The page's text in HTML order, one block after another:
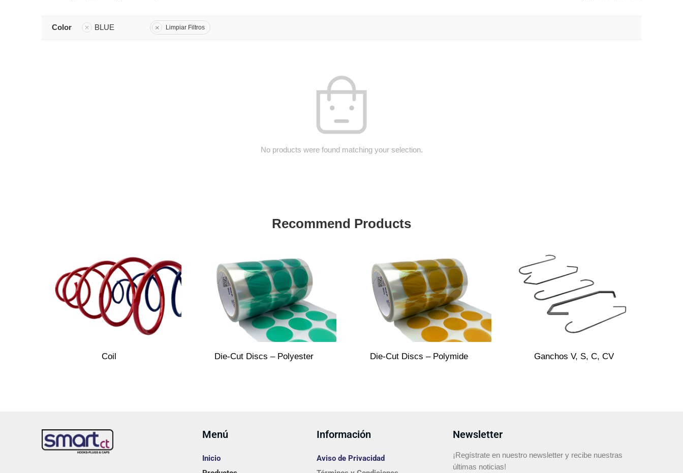
Color BLUE Limpiar Filtros
No products were found matching your selection.
Recommend Products
Coil Die-Cut Discs – Polyester Die-Cut Discs – Polymide Ganchos V, S, C, CV
Menú
Inicio
Información
Aviso de Privacidad
Newsletter
¡Regístrate en nuestro newsletter y recibe nuestras
últimas noticias!